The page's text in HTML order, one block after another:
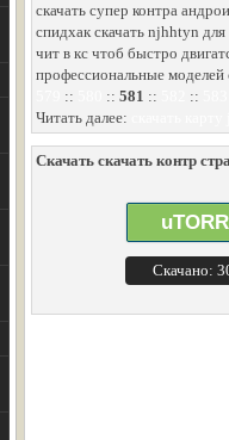
скачать супер контра
спидхак скачать njhhtyn
чит в кс чтоб быстро
профессиональные моделей
:: :: 581 :: ::
Читать далее:
Скачать скачать контр
Скачано: